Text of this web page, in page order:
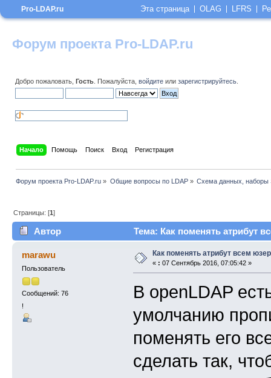
Форум проекта Pro-LDAP.ru
Добро пожаловать, Гость . Пожалуйста, войдите или зарегистрируйтесь
Начало Помощь Поиск Вход Регистрация
Форум проекта Pro-LDAP.ru » Общие вопросы по LDAP» Схема данных, наборы
Страницы: [1]
Автор Тема: Как поменять атрибут
marawu
Пользователь
Сообщений: 76
!
Как поменять атрибут всем
« : 07 Сентябрь 2016, 07:05:42 »
В openLDAP
умолчанию
поменять его
сделать так,
Pro-LDAP.ru Эта страница OLAG LFRS